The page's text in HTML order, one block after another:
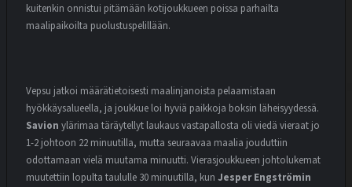
kuitenkin onnistui pitämään kotijoukkueen poissa parhailta
maalipaikoilta puolustuspelillään.
Vepsu jatkoi määrätietoisesti maalinjanoista pelaamistaan
hyökkäysalueella, ja joukkue loi hyviä paikkoja boksin läheisyydessä.
Savion ylärimaa täräytellyt laukaus vastapallosta oli viedä vieraat jo
1-2 johtoon 22 minuutilla, mutta seuraavaa maalia jouduttiin
odottamaan vielä muutama minuutti. Vierasjoukkueen johtolukemat
muutettiin lopulta taululle 30 minuutilla, kun Jesper Engströmin